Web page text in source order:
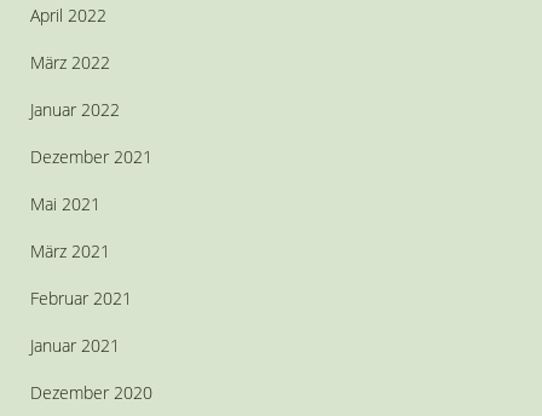
April 2022
März 2022
Januar 2022
Dezember 2021
Mai 2021
März 2021
Februar 2021
Januar 2021
Dezember 2020